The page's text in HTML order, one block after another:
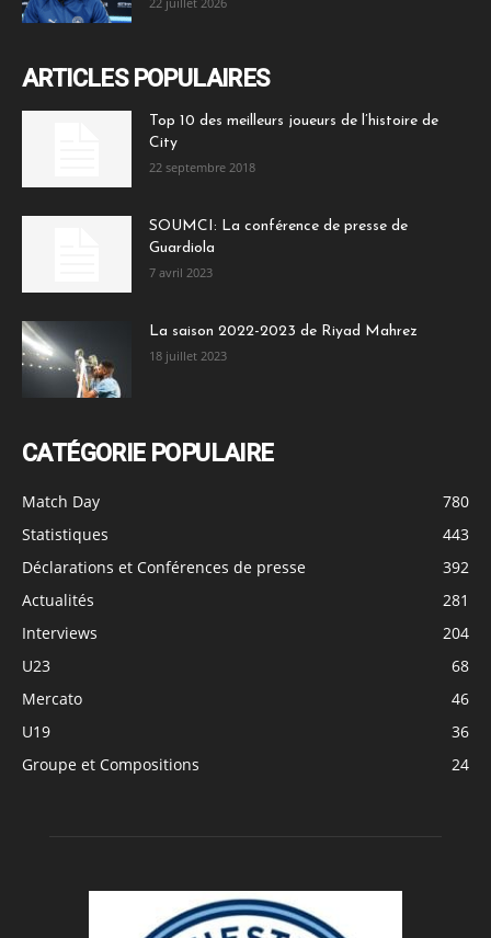
ARTICLES POPULAIRES
Top 10 des meilleurs joueurs de l’histoire de
City
22 septembre 2018
SOUMCI: La conférence de presse de
Guardiola
7 avril 2023
La saison 2022-2023 de Riyad Mahrez
18 juillet 2023
CATÉGORIE POPULAIRE
Match Day
780
Statistiques
443
Déclarations et Conférences de presse
392
Actualités
281
Interviews
204
U23
68
Mercato
46
U19
36
Groupe et Compositions
24